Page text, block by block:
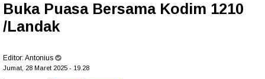
Buka Puasa Bersama Kodim 1210
/Landak
Editor: Antonius
Jumat, 28 Maret 2025 - 19.28